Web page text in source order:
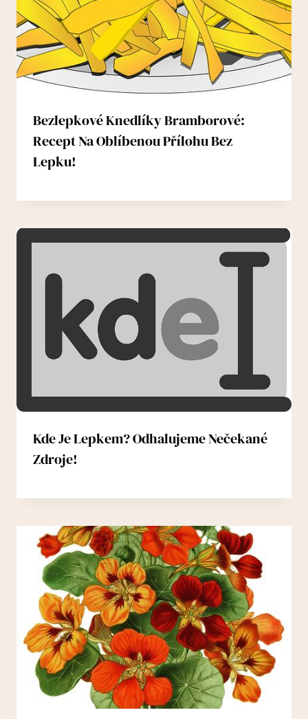
Bezlepkové Knedlíky Bramborové:
Recept Na Oblíbenou Přílohu Bez
Lepku!
Kde Je Lepkem? Odhalujeme Nečekané
Zdroje!